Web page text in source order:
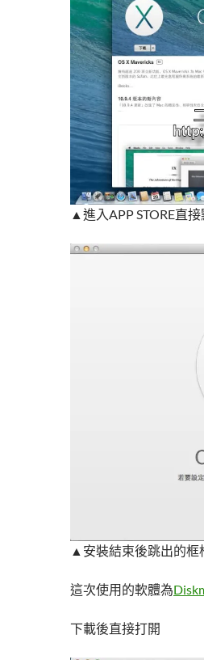
▲進入APP STORE直
▲安裝結束後跳出的框
這次使用的軟體為
下載後直接打開